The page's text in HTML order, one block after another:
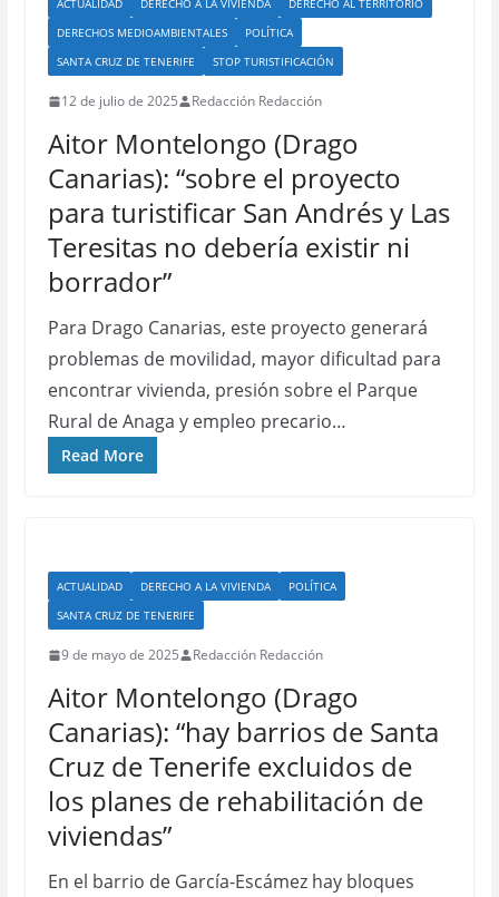
ACTUALIDAD DERECHO A LA VIVIENDA
DERECHO AL TERRITORIO
DERECHOS MEDIOAMBIENTALES
POLÍTICA
SANTA CRUZ DE TENERIFE
STOP TURISTIFICACIÓN
12 de julio de 2025 Redacción Redacción
Aitor Montelongo (Drago
Canarias): “sobre el proyecto
para turistificar San Andrés y Las
Teresitas no debería existir ni
borrador”
Para Drago Canarias, este proyecto generará
problemas de movilidad, mayor dificultad para
encontrar vivienda, presión sobre el Parque
Rural de Anaga y empleo precario…
Read More
ACTUALIDAD DERECHO A LA VIVIENDA
POLÍTICA
SANTA CRUZ DE TENERIFE
9 de mayo de 2025 Redacción Redacción
Aitor Montelongo (Drago
Canarias): “hay barrios de Santa
Cruz de Tenerife excluidos de
los planes de rehabilitación de
viviendas”
En el barrio de García-Escámez hay bloques